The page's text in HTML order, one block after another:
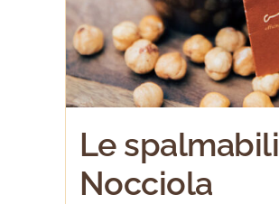
Le spalmabili |
Nocciola